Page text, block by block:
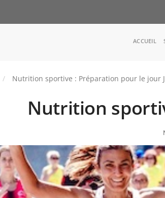
Main
ACCUEIL
Nutrition sportive : Préparation pour le jour J
Nutrition